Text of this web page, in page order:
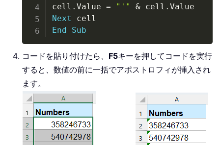
cell . Value = "'" & cell .
Next
End
Sub
コードを貼り付けたら、 F5キーを押してコードを実行
すると、数値の前に一括でアポストロフィが挿入され
ます。